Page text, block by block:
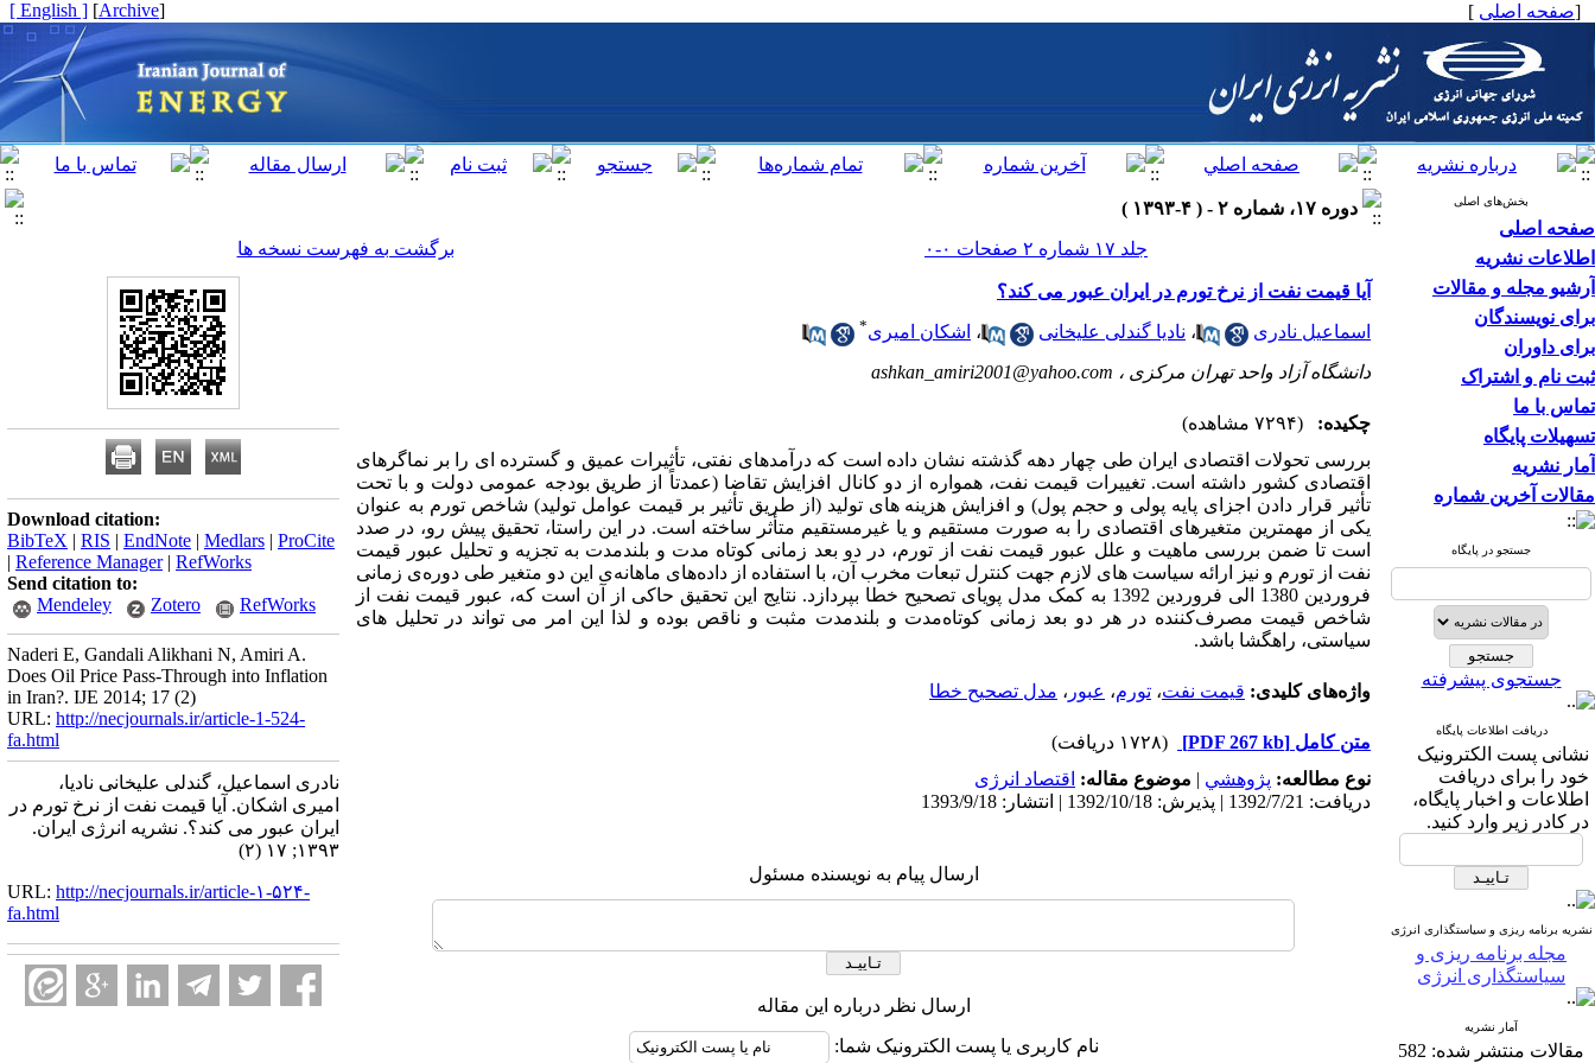
[صفحه اصلی ]
[
Archive
]
[ English ]
بخش‌های اصلی
صفحه اصلی
اطلاعات نشریه
آرشیو مجله و مقالات
برای نویسندگان
برای داوران
ثبت نام و اشتراک
تماس با ما
تسهیلات پایگاه
آمار نشریه
مقالات آخرین شماره
جستجو در پایگاه
جستجوی پیشرفته
دریافت اطلاعات پایگاه
نشانی پست الکترونیک
خود را برای دریافت
اطلاعات و اخبار پایگاه،
در کادر زیر وارد کنید.
نشریه برنامه ریزی و سیاستگذاری انرژی
مجله برنامه ریزی و
سیاستگذاری انرژی
آمار نشریه
مقالات منتشر شده: 582
دوره ۱۷، شماره ۲ - ( ۴-۱۳۹۳ )
جلد ۱۷ شماره ۲ صفحات ۰-۰
برگشت به فهرست نسخه ها
آیا قیمت نفت از نرخ تورم در ایران عبور می کند؟
اسماعیل نادری ، نادیا گندلی علیخانی ، اشکان امیری*
دانشگاه آزاد واحد تهران مرکزی ، ashkan_amiri2001@yahoo.com
چکیده:
(۷۲۹۴ مشاهده)
بررسی تحولات اقتصادی ایران طی چهار دهه گذشته نشان داده است که درآمدهای نفتی، تأثیرات عمیق و گسترده ای را بر نماگرهای
اقتصادی کشور داشته است. تغییرات قیمت نفت، همواره از دو کانال افزایش تقاضا (عمدتاً از طریق بودجه عمومی دولت و با تحت
تأثیر قرار دادن اجزای پایه پولی و حجم پول) و افزایش هزینه های تولید (از طریق تأثیر بر قیمت عوامل تولید) شاخص تورم به عنوان
یکی از مهمترین متغیرهای اقتصادی را به صورت مستقیم و یا غیرمستقیم متأثر ساخته است. در این راستا، تحقیق پیش رو، در صدد
است تا ضمن بررسی ماهیت و علل عبور قیمت نفت از تورم، در دو بعد زمانی کوتاه مدت و بلندمدت به تجزیه و تحلیل عبور قیمت
نفت از تورم و نیز ارائه سیاست های لازم جهت کنترل تبعات مخرب آن، با استفاده از داده‌های ماهانه‌ی این دو متغیر طی دوره‌ی زمانی
فروردین 1380 الی فروردین 1392 به کمک مدل پویای تصحیح خطا بپردازد. نتایج این تحقیق حاکی از آن است که، عبور قیمت نفت از
شاخص قیمت مصرف‌کننده در هر دو بعد زمانی کوتاه‌مدت و بلندمدت مثبت و ناقص بوده و لذا این امر می تواند در تحلیل های
سیاستی، راهگشا باشد.
واژه‌های کلیدی: قیمت نفت، تورم، عبور ، مدل تصحیح خطا
متن کامل [PDF 267 kb]
(۱۷۲۸ دریافت)
نوع مطالعه: پژوهشي | موضوع مقاله: اقتصاد انرژی
دریافت: 1392/7/21 | پذیرش: 1392/10/18 | انتشار: 1393/9/18
ارسال پیام به نویسنده مسئول
ارسال نظر درباره این مقاله
نام کاربری یا پست الکترونیک شما:
Download citation:
BibTeX | RIS | EndNote | Medlars | ProCite
| Reference Manager| RefWorks
Send citation to:
Mendeley
Zotero RefWorks
Naderi E, Gandali Alikhani N, Amiri A.
Does Oil Price Pass-Through into Inflation
in Iran?. IJE 2014; 17 (2)
URL: http://necjournals.ir/article-1-524-
fa.html
نادری اسماعیل، گندلی علیخانی نادیا،
امیری اشکان. آیا قیمت نفت از نرخ تورم در
ایران عبور می کند؟. نشریه انرژی ایران.
۱۳۹۳; ۱۷ (۲)
URL: http://necjournals.ir/article-۱-۵۲۴-
fa.html